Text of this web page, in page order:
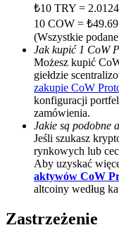
Share 500000
Exclusive for
Register & Trade
Precious Metals
Trade Gold &
₺10 TRY =
10 COW =
(Wszystkie
Jak kupić 1 CoW
Możesz kupić
giełdzie
zakupie CoW
konfiguracji
zamówienia.
Jakie są podobne
Jeśli szukasz
rynkowych lub
Aby uzyskać
aktywów CoW
altcoiny według
Zastrzeżenie